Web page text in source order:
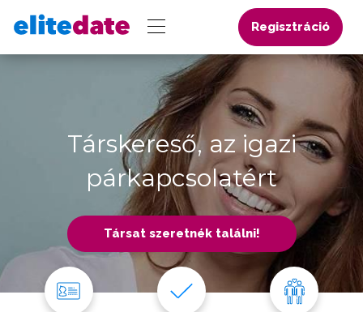
Regisztráció
Társkereső, az igazi
párkapcsolatért
Társat szeretnék találni!